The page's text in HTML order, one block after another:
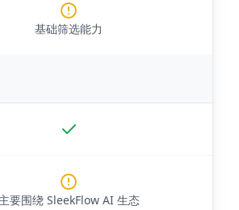
基础筛选能力
主要围绕 SleekFlow AI 生态